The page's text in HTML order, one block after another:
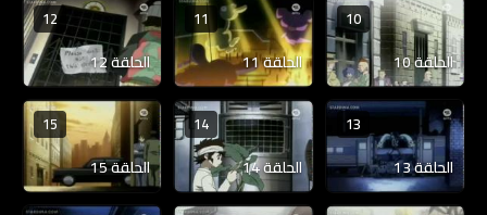
10
الحلقة 10
11
الحلقة 11
12
الحلقة 12
13
الحلقة 13
14
الحلقة 14
15
الحلقة 15